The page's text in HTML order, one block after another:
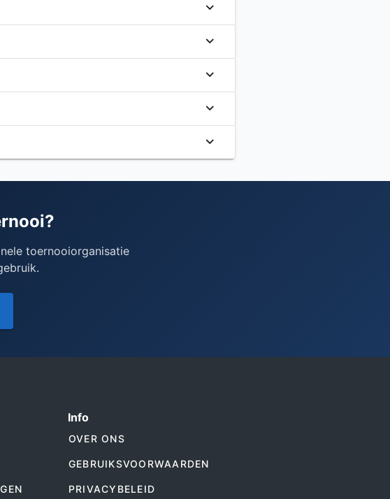
toernooiorganisatie
Info
OVER ONS
GEBRUIKSVOORWAARDEN
PRIVACYBELEID